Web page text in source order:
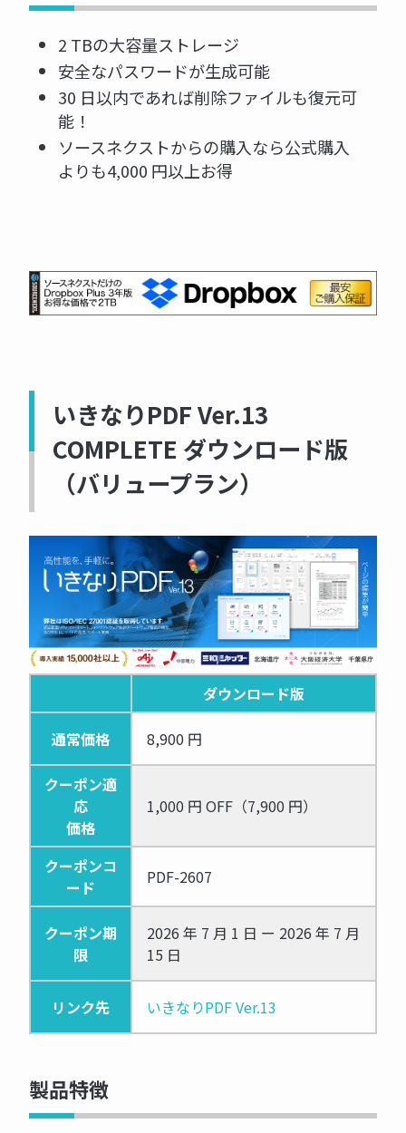
2 TBの大容量ストレージ
安全なパスワードが生成可能
30 日以内であれば削除ファイルも復元可
能！
ソースネクストからの購入なら公式購入
よりも4,000 円以上お得
いきなりPDF Ver.13
COMPLETE ダウンロード版
（バリュープラン）
ダウンロード版
通常価格 8,900 円
クーポン適
応
価格
1,000 円 OFF（7,900 円）
クーポンコ
ード
PDF-2607
クーポン期
限
2026 年 7 月 1 日 ー 2026 年 7 月
15 日
リンク先 いきなりPDF Ver.13
製品特徴